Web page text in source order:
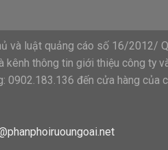
luật quảng cáo số 16/2012/
thông tin giới thiệu công ty
0902.183.136 đến cửa hàng